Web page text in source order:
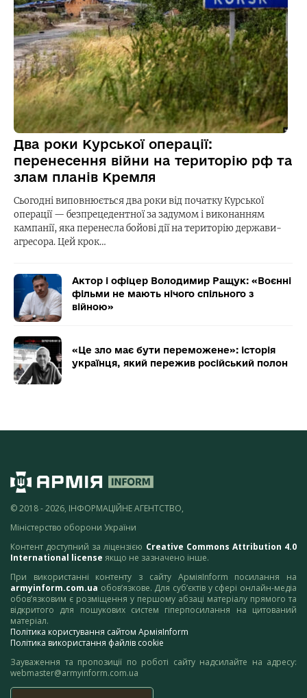
Два роки Курської операції:
перенесення війни на територію рф та
злам планів Кремля
Сьогодні виповнюється два роки від початку Курської
операції — безпрецедентної за задумом і виконанням
кампанії, яка перенесла бойові дії на територію держави-
агресора. Цей крок…
Актор і офіцер Володимир Ращук: «Воєнні
фільми не мають нічого спільного з
війною»
«Це зло має бути переможене»: історія
українця, який пережив російський полон
© 2018 - 2026, ІНФОРМАЦІЙНЕ АГЕНТСТВО,
Міністерство оборони України
Контент доступний за ліцензією Creative Commons Attribution 4.0
International license якщо не зазначено інше.
При використанні контенту з сайту АрміяInform посилання на
armyinform.com.ua обов’язкове. Для суб’єктів у сфері онлайн-медіа
обов’язковим є розміщення у першому абзаці матеріалу прямого та
відкритого для пошукових систем гіперпосилання на цитований
матеріал.
Політика користування сайтом АрміяInform
Політика використання файлів cookie
Зауваження та пропозиції по роботі сайту надсилайте на адресу:
webmaster@armyinform.com.ua